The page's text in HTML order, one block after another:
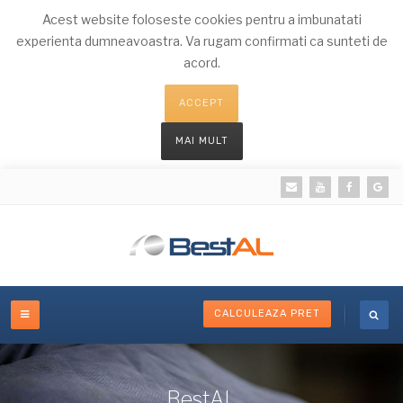
Acest website foloseste cookies pentru a imbunatati
experienta dumneavoastra. Va rugam confirmati ca sunteti de
acord.
ACCEPT
MAI MULT
CALCULEAZA PRET